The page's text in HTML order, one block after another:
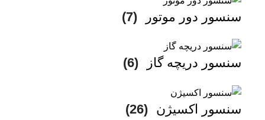
سنسور دور موتور (7)
سنسور دریچه گاز (6)
سنسور اکسیژن (26)